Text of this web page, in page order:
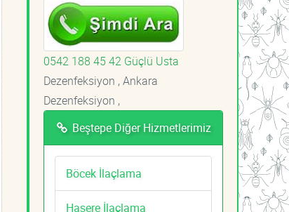
0542 188 45 42 Güçlü Usta
Dezenfeksiyon , Ankara
Dezenfeksiyon ,
Beştepe Diğer Hizmetlerimiz
Böcek İlaçlama
Haşere İlaçlama